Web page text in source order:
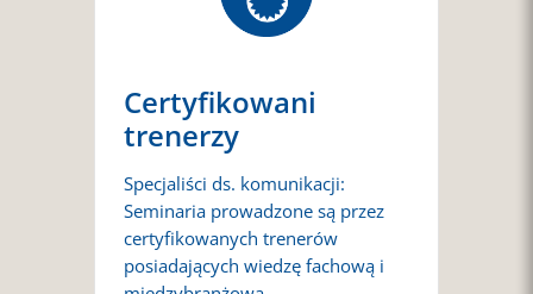
Certyfikowani
trenerzy
Specjaliści ds. komunikacji:
Seminaria prowadzone są przez
certyfikowanych trenerów
posiadających wiedzę fachową i